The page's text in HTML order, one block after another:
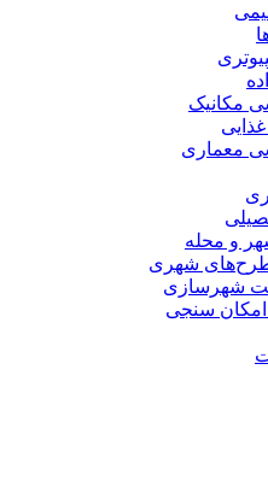
شهری
سنجی